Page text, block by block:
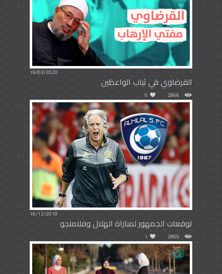
19/03/2020
القرضاوي في ثياب الواعظين
2866
0
16/12/2019
توقعات الجمهور لمباراة الهلال وفلامنجو
2865
1